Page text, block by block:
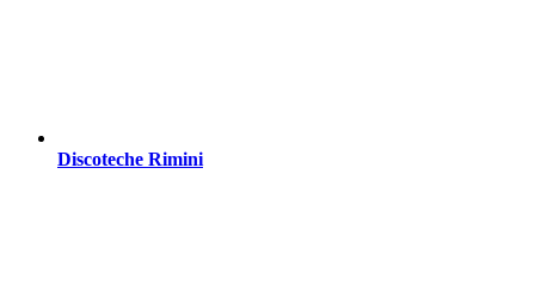
Discoteche Rimini